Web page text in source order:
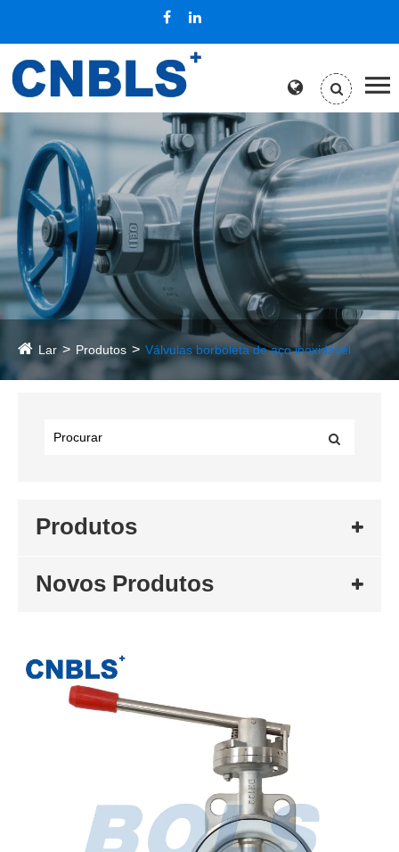
Lar Produtos Válvulas borboleta de aço inoxidável
Produtos
Novos Produtos